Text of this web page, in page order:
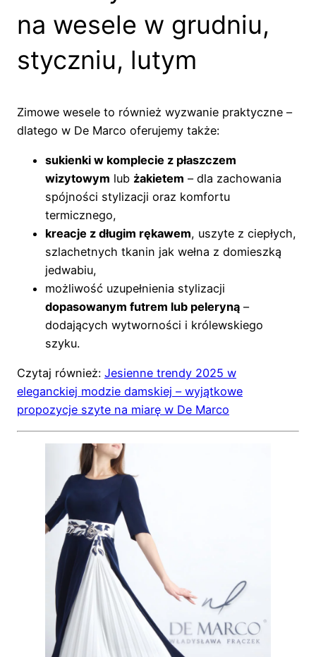
na wesele w grudniu,
styczniu, lutym
Zimowe wesele to również wyzwanie praktyczne –
dlatego w De Marco oferujemy także:
sukienki w komplecie z płaszczem
wizytowym lub żakietem – dla zachowania
spójności stylizacji oraz komfortu
termicznego,
kreacje z długim rękawem, uszyte z ciepłych,
szlachetnych tkanin jak wełna z domieszką
jedwabiu,
możliwość uzupełnienia stylizacji
dopasowanym futrem lub peleryną –
dodających wytworności i królewskiego
szyku.
Czytaj również: Jesienne trendy 2025 w
eleganckiej modzie damskiej – wyjątkowe
propozycje szyte na miarę w De Marco